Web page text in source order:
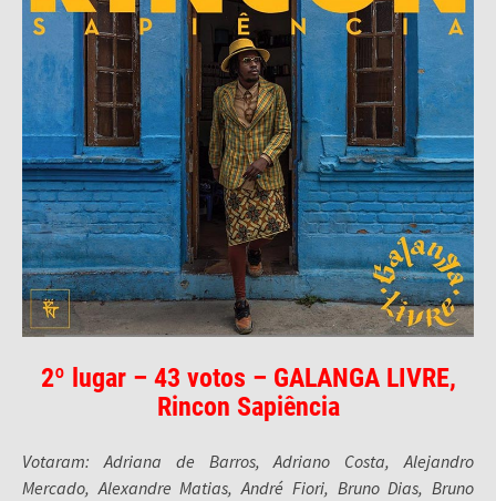
2º lugar – 43 votos – GALANGA LIVRE,
Rincon Sapiência
Votaram: Adriana de Barros, Adriano Costa, Alejandro
Mercado, Alexandre Matias, André Fiori, Bruno Dias, Bruno